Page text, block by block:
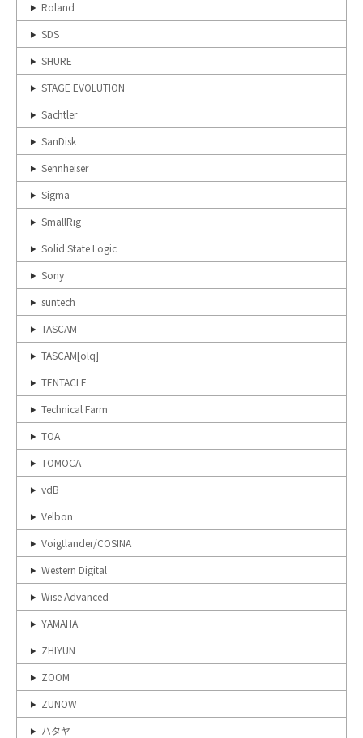
Roland
SDS
SHURE
STAGE EVOLUTION
Sachtler
SanDisk
Sennheiser
Sigma
SmallRig
Solid State Logic
Sony
suntech
TASCAM
TASCAM[olq]
TENTACLE
Technical Farm
TOA
TOMOCA
vdB
Velbon
Voigtlander/COSINA
Western Digital
Wise Advanced
YAMAHA
ZHIYUN
ZOOM
ZUNOW
ハタヤ